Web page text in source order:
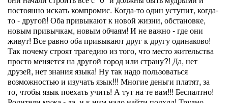
постоянно искать компромис. Когда-то один уступит, когда-
то - другой! Оба привыкают к новой жизни, обстановке,
новым привычкам, новым обчаям! И не важно - где они
живут! Все равно оба привыкают друг к другу одинаково!
Так почему строят трагедию из того, что место жительства
просто меняется на другой город или страну?! Да, нет
друзей, нет знания языка! Ну так надо пользоваться
возможностью и изучать язык!!! Многие деньги платят, за
то, чтобы язык поехать учить! А тут на те вам!!! Беспалтно!